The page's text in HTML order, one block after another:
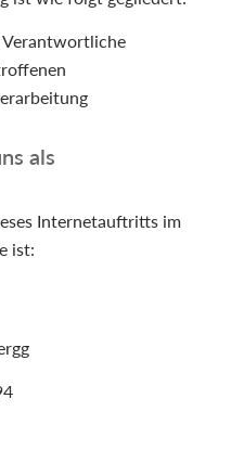
Verantwortliche
als
Internetauftritts im
ist: